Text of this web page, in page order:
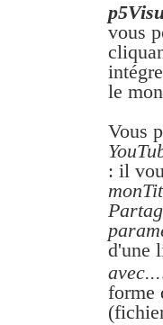
vous
le
Vous
: il
d'une
avec...
forme